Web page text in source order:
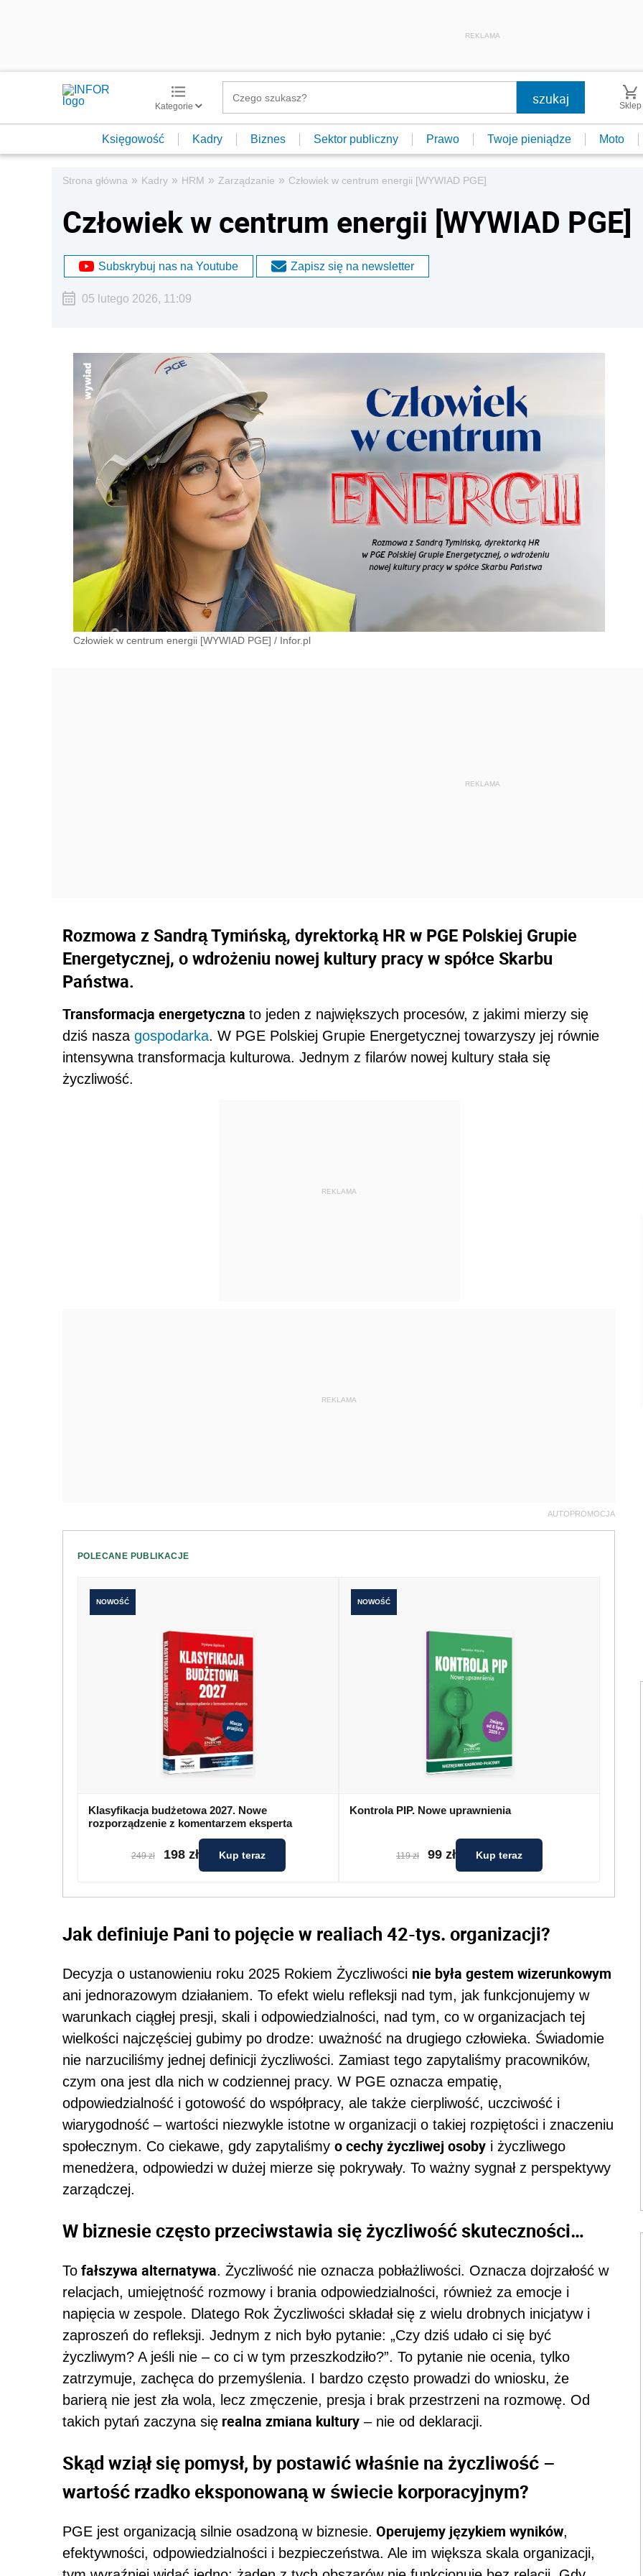
REKLAMA
Kategorie Sklep
Księgowość Kadry Biznes Sektor publiczny Prawo Twoje pieniądze Moto
Strona główna » Kadry » HRM » Zarządzanie » Człowiek w centrum energii [WYWIAD PGE]
Człowiek w centrum energii [WYWIAD PGE]
Subskrybuj nas na Youtube Zapisz się na newsletter
05 lutego 2026, 11:09
Człowiek w centrum energii [WYWIAD PGE] / Infor.pl
Rozmowa z Sandrą Tymińską, dyrektorką HR w PGE Polskiej Grupie
Energetycznej, o wdrożeniu nowej kultury pracy w spółce Skarbu
Państwa.
Transformacja energetyczna to jeden z największych procesów, z jakimi mierzy się
dziś nasza gospodarka. W PGE Polskiej Grupie Energetycznej towarzyszy jej równie
intensywna transformacja kulturowa. Jednym z filarów nowej kultury stała się
życzliwość.
REKLAMA
REKLAMA
AUTOPROMOCJA
POLECANE PUBLIKACJE
NOWOŚĆ
Klasyfikacja budżetowa 2027. Nowe
rozporządzenie z komentarzem eksperta
249 zł 198 zł Kup teraz
NOWOŚĆ
Kontrola PIP. Nowe uprawnienia
119 zł 99 zł Kup teraz
Jak definiuje Pani to pojęcie w realiach 42-tys. organizacji?
Decyzja o ustanowieniu roku 2025 Rokiem Życzliwości nie była gestem wizerunkowym
ani jednorazowym działaniem. To efekt wielu refleksji nad tym, jak funkcjonujemy w
warunkach ciągłej presji, skali i odpowiedzialności, nad tym, co w organizacjach tej
wielkości najczęściej gubimy po drodze: uważność na drugiego człowieka. Świadomie
nie narzuciliśmy jednej definicji życzliwości. Zamiast tego zapytaliśmy pracowników,
czym ona jest dla nich w codziennej pracy. W PGE oznacza empatię,
odpowiedzialność i gotowość do współpracy, ale także cierpliwość, uczciwość i
wiarygodność – wartości niezwykle istotne w organizacji o takiej rozpiętości i znaczeniu
społecznym. Co ciekawe, gdy zapytaliśmy o cechy życzliwej osoby i życzliwego
menedżera, odpowiedzi w dużej mierze się pokrywały. To ważny sygnał z perspektywy
zarządczej.
W biznesie często przeciwstawia się życzliwość skuteczności…
To fałszywa alternatywa. Życzliwość nie oznacza pobłażliwości. Oznacza dojrzałość w
relacjach, umiejętność rozmowy i brania odpowiedzialności, również za emocje i
napięcia w zespole. Dlatego Rok Życzliwości składał się z wielu drobnych inicjatyw i
zaproszeń do refleksji. Jednym z nich było pytanie: „Czy dziś udało ci się być
życzliwym? A jeśli nie – co ci w tym przeszkodziło?”. To pytanie nie ocenia, tylko
zatrzymuje, zachęca do przemyślenia. I bardzo często prowadzi do wniosku, że
barierą nie jest zła wola, lecz zmęczenie, presja i brak przestrzeni na rozmowę. Od
takich pytań zaczyna się realna zmiana kultury – nie od deklaracji.
Skąd wziął się pomysł, by postawić właśnie na życzliwość –
wartość rzadko eksponowaną w świecie korporacyjnym?
PGE jest organizacją silnie osadzoną w biznesie. Operujemy językiem wyników,
efektywności, odpowiedzialności i bezpieczeństwa. Ale im większa skala organizacji,